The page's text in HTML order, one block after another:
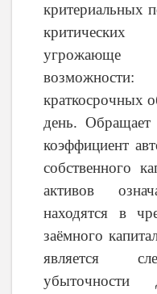
критериальных
угрожающе
возможности:
краткосрочных
день. Обращает
коэффициент
собственного
активов
находятся в
заёмного
является
убыточности